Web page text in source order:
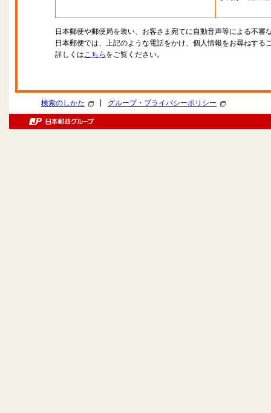
日本郵便や郵便局を装い、お客さま宛てに自動音声等による不審
日本郵便では、上記のような電話をかけ、個人情報をお尋ねする
詳しくはこちら をご覧ください。
検索のしかた グループ・プライバシーポリシー